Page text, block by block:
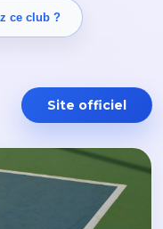
ce club ?
Site officiel